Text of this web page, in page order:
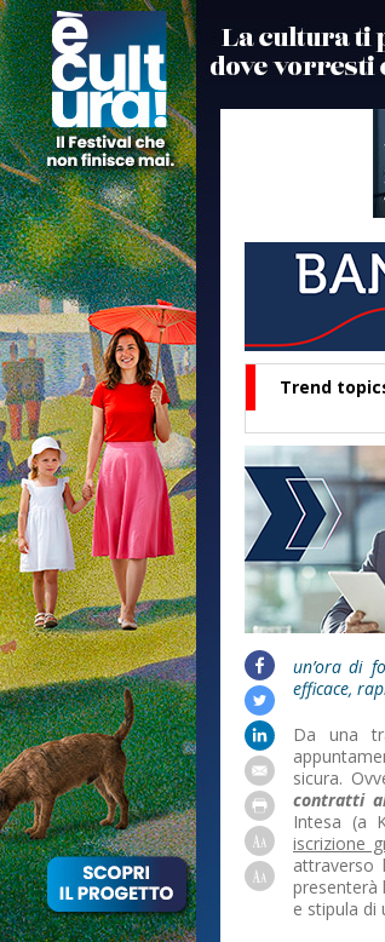
Trend
un’ora di
efficace,
Da una
sicura.
contratti
Intesa (a
iscrizione
attraverso
presenterà
e stipula di